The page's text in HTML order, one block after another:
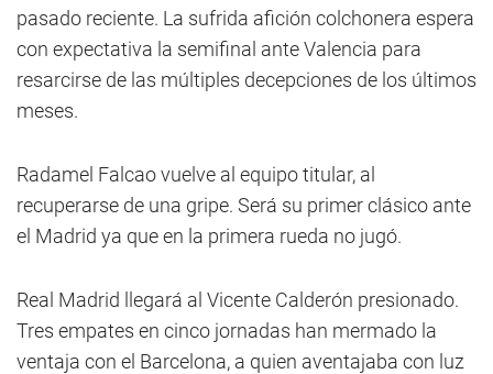
pasado reciente. La sufrida afición colchonera espera
con expectativa la semifinal ante Valencia para
resarcirse de las múltiples decepciones de los últimos
meses.
Radamel Falcao vuelve al equipo titular, al
recuperarse de una gripe. Será su primer clásico ante
el Madrid ya que en la primera rueda no jugó.
Real Madrid llegará al Vicente Calderón presionado.
Tres empates en cinco jornadas han mermado la
ventaja con el Barcelona, a quien aventajaba con luz